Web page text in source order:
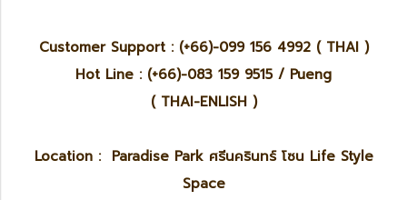
Customer Support : (+66)-099 156 4992 ( THAI )
Hot Line : (+66)-083 159 9515 / Pueng
( THAI-ENLISH )
Location : Paradise Park ศรีนครินทร์ โซน Life Style
Space